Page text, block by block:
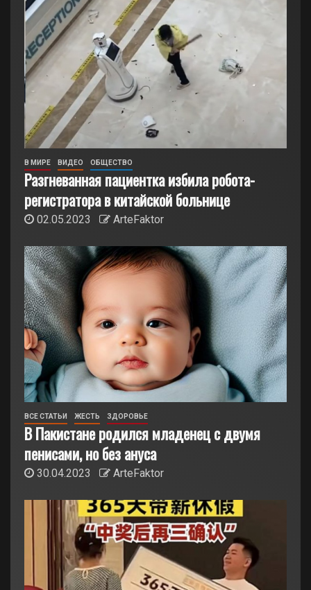
В МИРЕ ВИДЕО ОБЩЕСТВО
Разгневанная пациентка избила робота-
регистратора в китайской больнице
02.05.2023 ArteFaktor
ВСЕ СТАТЬИ ЖЕСТЬ ЗДОРОВЬЕ
В Пакистане родился младенец с двумя
пенисами, но без ануса
30.04.2023 ArteFaktor